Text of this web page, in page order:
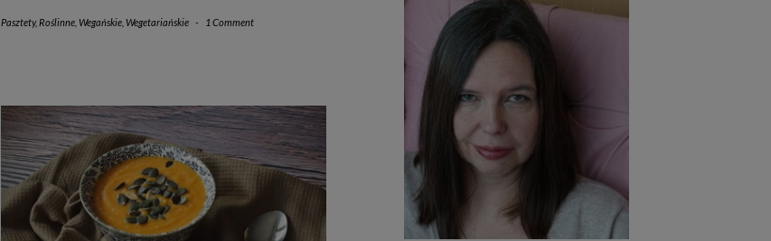
Pasztety,Roślinne Wegańskie Wegetariańskie - 1 Comment